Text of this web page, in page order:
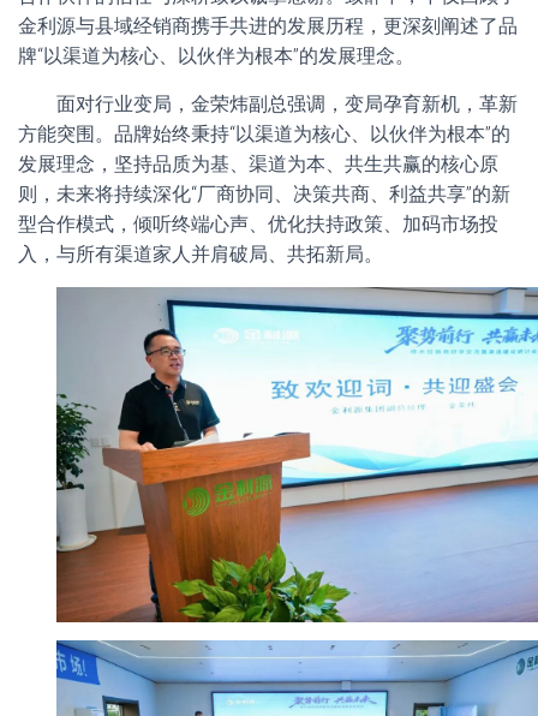
金利源与县域经销商携手共进的发展历程，更深刻阐述了品
牌“以渠道为核心、以伙伴为根本”的发展理念。
面对行业变局，金荣炜副总强调，变局孕育新机，革新
方能突围。品牌始终秉持“以渠道为核心、以伙伴为根本”的
发展理念，坚持品质为基、渠道为本、共生共赢的核心原
则，未来将持续深化“厂商协同、决策共商、利益共享”的新
型合作模式，倾听终端心声、优化扶持政策、加码市场投
入，与所有渠道家人并肩破局、共拓新局。